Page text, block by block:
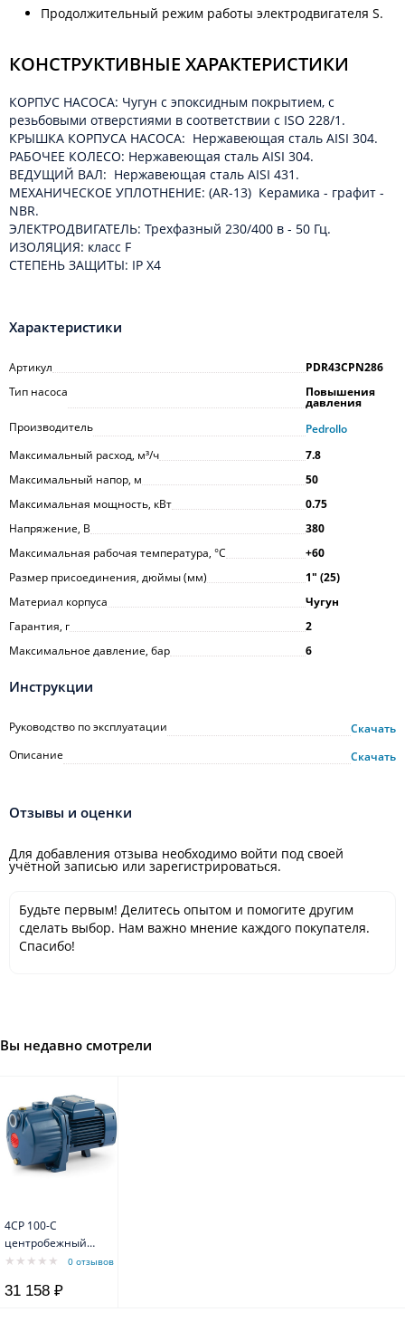
Продолжительный режим работы электродвигателя S.
КОНСТРУКТИВНЫЕ ХАРАКТЕРИСТИКИ
КОРПУС НАСОСА: Чугун с эпоксидным покрытием, с
резьбовыми отверстиями в соответствии с ISO 228/1.
КРЫШКА КОРПУСА НАСОСА: Нержавеющая сталь AISI 304.
РАБОЧЕЕ КОЛЕСО: Нержавеющая сталь AISI 304.
ВЕДУЩИЙ ВАЛ: Нержавеющая сталь AISI 431.
МЕХАНИЧЕСКОЕ УПЛОТНЕНИЕ: (AR-13) Керамика - графит -
NBR.
ЭЛЕКТРОДВИГАТЕЛЬ: Трехфазный 230/400 в - 50 Гц.
ИЗОЛЯЦИЯ: класс F
СТЕПЕНЬ ЗАЩИТЫ: IP X4
Характеристики
Артикул
PDR43CPN286
Тип насоса
Повышения
давления
Производитель
Pedrollo
Максимальный расход, м³/ч
7.8
Максимальный напор, м
50
Максимальная мощность, кВт
0.75
Напряжение, В
380
Максимальная рабочая температура, °С
+60
Размер присоединения, дюймы (мм)
1ʺ (25)
Материал корпуса
Чугун
Гарантия, г
2
Максимальное давление, бар
6
Инструкции
Руководство по эксплуатации
Скачать
Описание
Скачать
Отзывы и оценки
Для добавления отзыва необходимо войти под своей
учётной записью или зарегистрироваться.
Будьте первым! Делитесь опытом и помогите другим
сделать выбор. Нам важно мнение каждого покупателя.
Спасибо!
Вы недавно смотрели
4CP 100-C
центробежный
многоступенчатый
0 отзывов
31 158 ₽